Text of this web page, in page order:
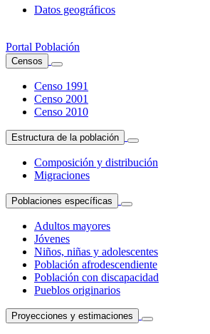
Datos geográficos
Portal Población
Censos
Censo 1991
Censo 2001
Censo 2010
Estructura de la población
Composición y distribución
Migraciones
Poblaciones específicas
Adultos mayores
Jóvenes
Niños, niñas y adolescentes
Población afrodescendiente
Población con discapacidad
Pueblos originarios
Proyecciones y estimaciones